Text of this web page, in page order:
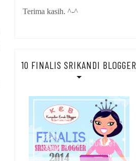
Terima kasih. ^-^
10 FINALIS SRIKANDI BLOGGER